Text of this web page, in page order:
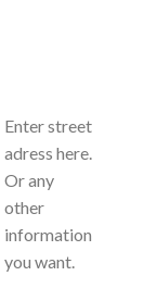
Enter street
adress here.
Or any
other
information
you want.